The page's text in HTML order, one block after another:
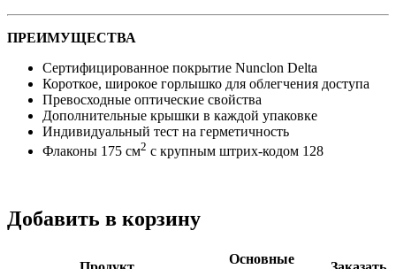
ПРЕИМУЩЕСТВА
Сертифицированное покрытие Nunclon Delta
Короткое, широкое горлышко для облегчения доступа
Превосходные оптические свойства
Дополнительные крышки в каждой упаковке
Индивидуальный тест на герметичность
Флаконы 175 см2 с крупным штрих-кодом 128
Добавить в корзину
Основные